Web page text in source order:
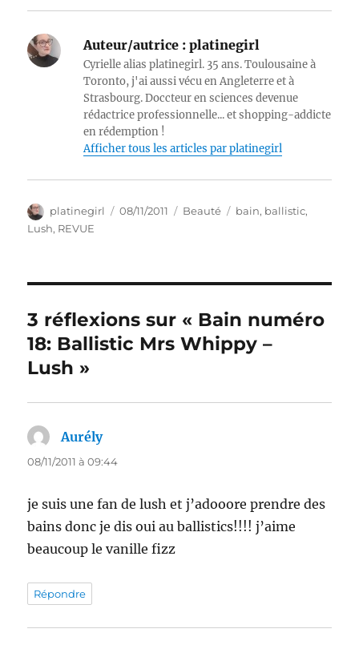
Auteur/autrice : platinegirl
Cyrielle alias platinegirl. 35 ans. Toulousaine à
Toronto, j'ai aussi vécu en Angleterre et à
Strasbourg. Doccteur en sciences devenue
rédactrice professionnelle... et shopping-addicte
en rédemption !
Afficher tous les articles par platinegirl
Auteur
platinegirl
Publié
08/11/2011 Catégories
Beauté Étiquettes
bain, ballistic,
Lush, REVUE
3 réflexions sur « Bain numéro
18: Ballistic Mrs Whippy –
Lush »
Aurélydit :
08/11/2011 à 09:44
je suis une fan de lush et j’adooore prendre des
bains donc je dis oui au ballistics!!!! j’aime
beaucoup le vanille fizz
Répondre